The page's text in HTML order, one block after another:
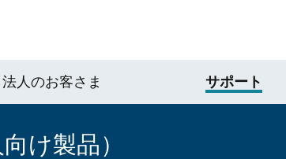
法人のお客さま サポート
け製品）